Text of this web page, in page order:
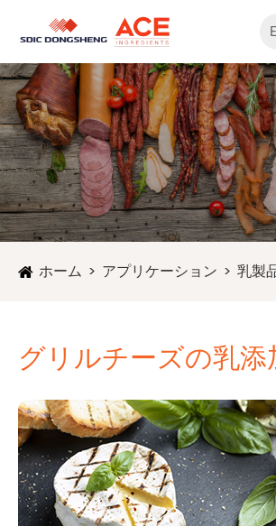
ホーム アプリケーション 乳製
グリルチーズの乳添